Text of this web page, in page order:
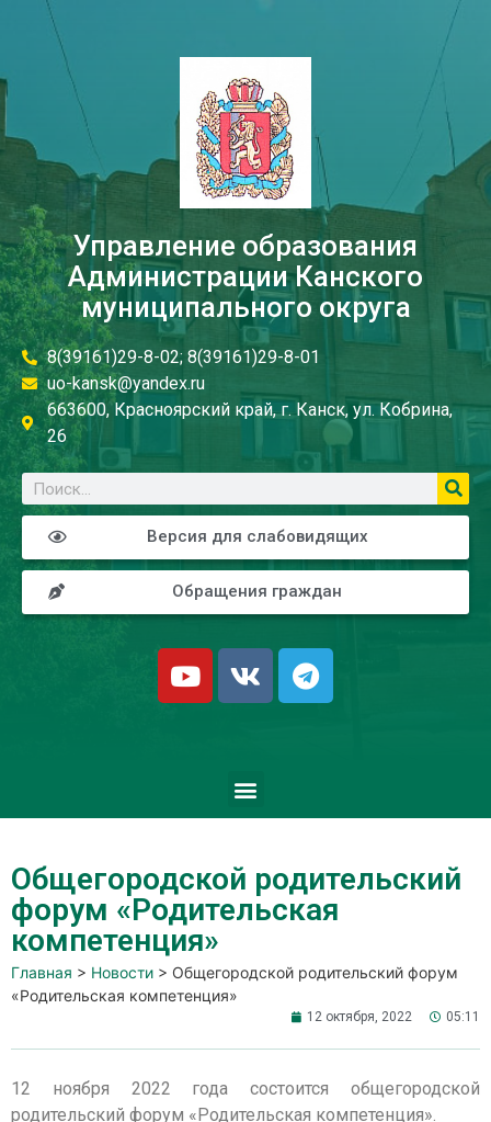
Управление образования
Администрации Канского
муниципального округа
8(39161)29-8-02; 8(39161)29-8-01
uo-kansk@yandex.ru
663600, Красноярский край, г. Канск, ул. Кобрина,
26
Версия для слабовидящих
Обращения граждан
Общегородской родительский
форум «Родительская
компетенция»
Главная > Новости > Общегородской родительский форум
«Родительская компетенция»
12 октября, 2022 05:11
12 ноября 2022 года состоится общегородской
родительский форум «Родительская компетенция».